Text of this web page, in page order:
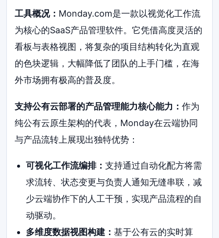
工具概况： Monday.com是一款以视觉化工作流
为核心的SaaS产品管理软件。它凭借高度灵活的
看板与表格视图，将复杂的项目结构转化为直观
的色块逻辑，大幅降低了团队的上手门槛，在海
外市场拥有极高的普及度。
支持公有云部署的产品管理能力核心能力：作为
纯公有云原生架构的代表，Monday在云端协同
与产品流转上展现出独特优势：
可视化工作流编排： 支持通过自动化配方将需
求流转、状态变更与负责人通知无缝串联，减
少云端协作下的人工干预，实现产品流程的自
动驱动。
多维度数据视图构建： 基于公有云的实时算